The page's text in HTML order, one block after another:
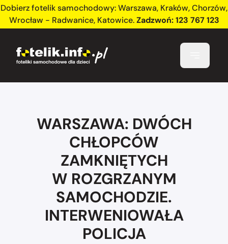
Dobierz fotelik samochodowy:Warszawa, Kraków,Chorzów,
Wrocław - Radwanice, Katowice.Zadzwoń:123 767 123
WARSZAWA: DWÓCH
CHŁOPCÓW
ZAMKNIĘTYCH
W ROZGRZANYM
SAMOCHODZIE.
INTERWENIOWAŁA
POLICJA